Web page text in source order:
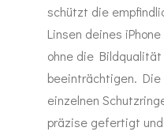
schützt die
Linsen deines iPhone
ohne die Bildqualität
beeinträchtigen. Die
einzelnen
präzise gefertigt und